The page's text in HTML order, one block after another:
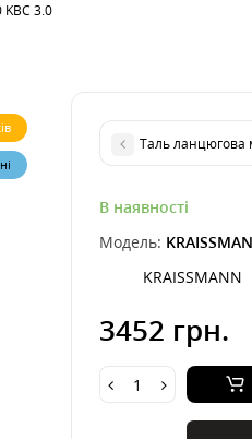
3.0
Таль ланцюгова
В наявності
Модель:
KRAISSMANN
3452 грн.